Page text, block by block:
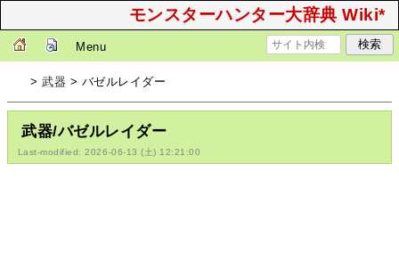
モンスターハンター大辞典 Wiki*
Menu
>武器 > バゼルレイダー
武器/バゼルレイダー
Last-modified: 2026-06-13 (土) 12:21:00